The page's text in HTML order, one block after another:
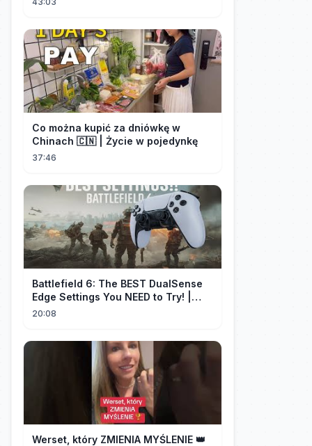
Co można kupić za dniówkę w
Chinach 🇨🇳 | Życie w pojedynkę
37:46
Battlefield 6: The BEST DualSense
Edge Settings You NEED to Try! |
1440p
20:08
Werset, który ZMIENIA MYŚLENIE 👑